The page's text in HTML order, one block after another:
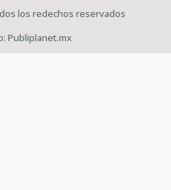
los redechos reservados
Publiplanet.mx